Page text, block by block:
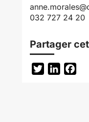
032 727 24 20
Partager
TwitterLinkedIn